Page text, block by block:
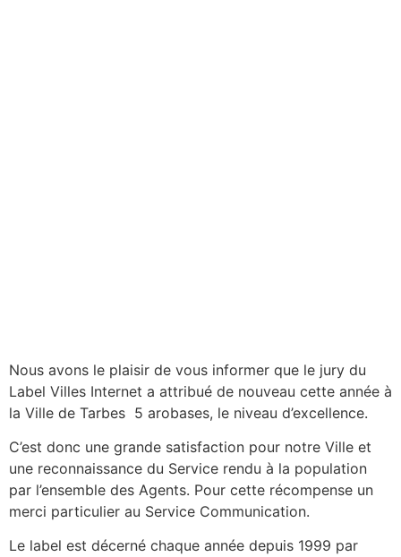
Nous avons le plaisir de vous informer que le jury du
Label Villes Internet a attribué de nouveau cette année à
la Ville de Tarbes 5 arobases, le niveau d’excellence.
C’est donc une grande satisfaction pour notre Ville et
une reconnaissance du Service rendu à la population
par l’ensemble des Agents. Pour cette récompense un
merci particulier au Service Communication.
Le label est décerné chaque année depuis 1999 par